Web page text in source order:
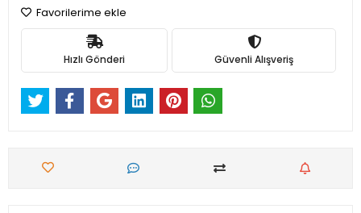
Favorilerime ekle
Hızlı Gönderi Güvenli Alışveriş